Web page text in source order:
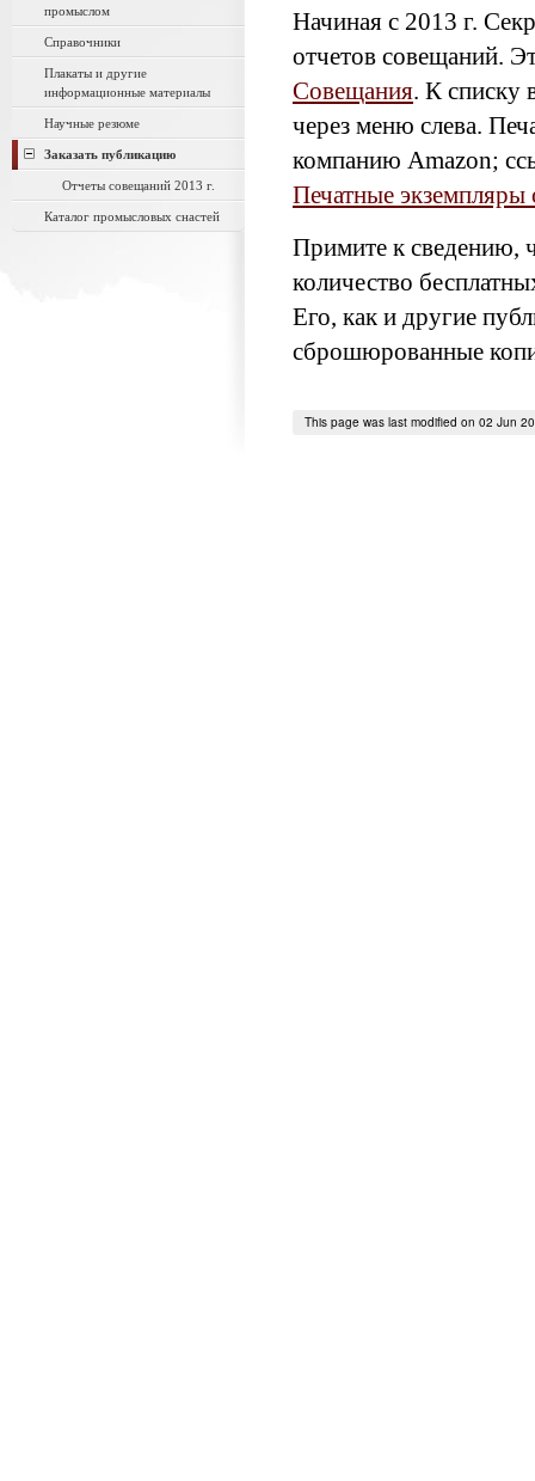
промыслом
Справочники
Плакаты и другие
информационные материалы
Научные резюме
Заказать публикацию
Отчеты совещаний 2013 г.
Каталог промысловых снастей
Начиная с 2013 г.
отчетов совещаний.
Совещания. К списку
через меню слева.
компанию Amazon;
Печатные экземпляры
Примите к сведению,
количество
Его, как и другие
сброшюрованные
This page was last modified on 02 Jun